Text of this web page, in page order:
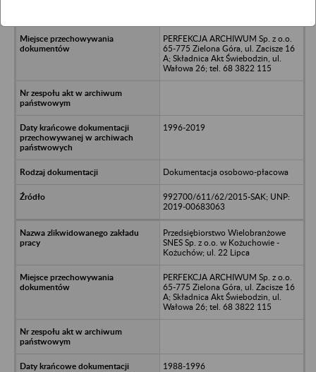
PERFEKCJA ARCHIWUM Sp. z o.o.
65-775 Zielona Góra, ul. Zacisze 16
A; Składnica Akt Świebodzin, ul.
Wałowa 26; tel. 68 3822 115
1996-2019
Dokumentacja osobowo-płacowa
992700/611/62/2015-SAK; UNP:
2019-00683063
Przedsiębiorstwo Wielobranżowe
SNES Sp. z o.o. w Kożuchowie -
Kożuchów; ul. 22 Lipca
PERFEKCJA ARCHIWUM Sp. z o.o.
65-775 Zielona Góra, ul. Zacisze 16
A; Składnica Akt Świebodzin, ul.
Wałowa 26; tel. 68 3822 115
1988-1996